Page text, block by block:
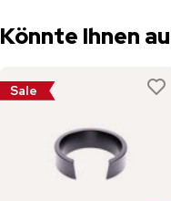
Könnte Ihnen
Sale